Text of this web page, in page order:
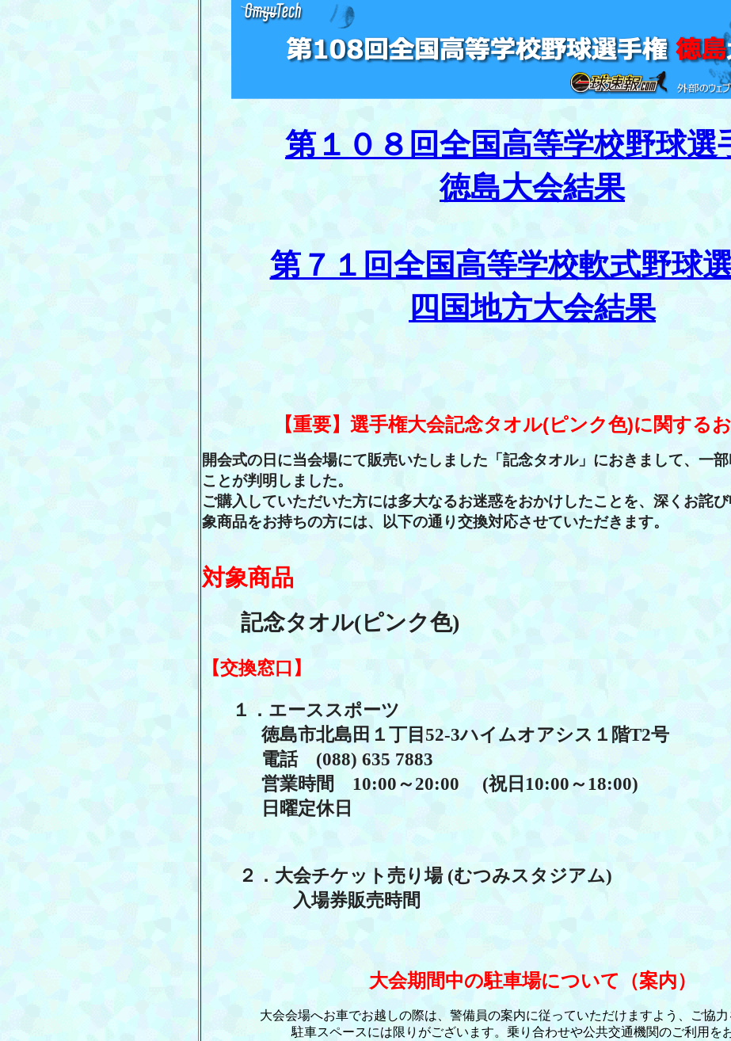
第１０８回全国高等学校野球選
徳島大会結果
第７１回全国高等学校軟式野球
四国地方大会結果
【重要】選手権大会記念タオル(ピンク色)に関する
開会式の日に当会場にて販売いたしました「記念タオル」におきまして、一
ことが判明しました。
ご購入していただいた方には多大なるお迷惑をおかけしたことを、深くお詫
象商品をお持ちの方には、以下の通り交換対応させていただきます。
対象商品
記念タオル(ピンク色)
【交換窓口】
１．エーススポーツ
徳島市北島田１丁目52-3ハイムオアシス１階T2号
電話 (088) 635 7883
営業時間 10:00～20:00 (祝日10:00～18:00)
日曜定休日
２．大会チケット売り場 (むつみスタジアム)
入場券販売時間
大会期間中の駐車場について（案内）
大会会場へお車でお越しの際は、警備員の案内に従っていただけますよう、ご協力
駐車スペースには限りがございます。乗り合わせや公共交通機関のご利用をお